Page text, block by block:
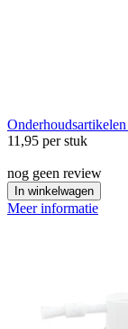
Onderhoudsartikelen
11,95 per stuk
nog geen review
In winkelwagen
Meer informatie